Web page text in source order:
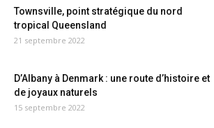
Townsville, point stratégique du nord
tropical Queensland
21 septembre 2022
D’Albany à Denmark : une route d’histoire et
de joyaux naturels
15 septembre 2022